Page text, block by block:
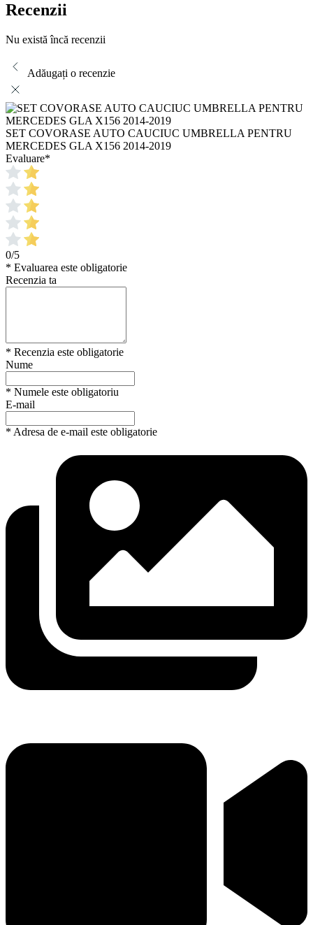
Recenzii
Nu există încă recenzii
Adăugați o recenzie
SET COVORASE AUTO CAUCIUC UMBRELLA PENTRU
MERCEDES GLA X156 2014-2019
Evaluare*
0/5
* Evaluarea este obligatorie
Recenzia ta
* Recenzia este obligatorie
Nume
* Numele este obligatoriu
E-mail
* Adresa de e-mail este obligatorie